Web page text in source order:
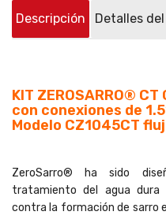
Descripción Detalles
KIT ZEROSARRO®
con conexiones de
Modelo CZ1045CT
ZeroSarro® ha sido
tratamiento del agua dura
contra la formación de sarro